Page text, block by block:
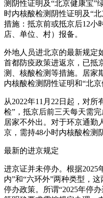
测阴性证明及“北京健康宝”
时内核酸检测阴性证明及“
措施：抵京前或抵京后12小
店、单位、村）报备。
外地人员进北京的最新规定
首都防疫政策进返京，已抵
测、核酸检测等措施。居家
内核酸检测阴性证明和“北京
从2022年11月22日起，对
检”，抵京后前三天每天需
居家不外出。对于环京通勤
京，需持48小时内核酸检测
最新的进京规定
进京证并未停办。根据2025
内”和“六环外”两种类型，
停办政策。所谓“2025年停